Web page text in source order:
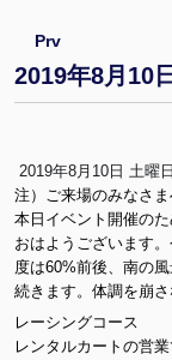
Prv
2019年8月10
2019年8月10日 土曜
注）ご来場のみなさ
本日イベント開催の
おはようございます
度は60%前後、南の
続きます。体調を崩
レーシングコース
レンタルカートの営